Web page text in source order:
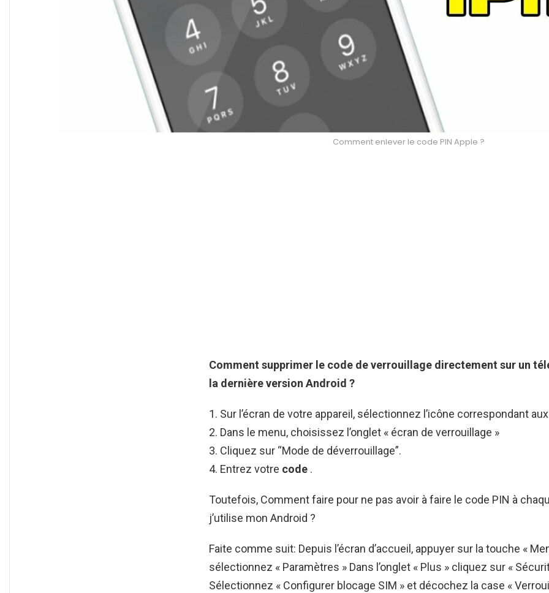
Comment enlever le code PIN Apple ?
Comment supprimer le code de verrouillage directement sur un
la dernière version Android ?
Sur l’écran de votre appareil, sélectionnez l’icône correspondant
Dans le menu, choisissez l’onglet « écran de verrouillage »
Cliquez sur “Mode de déverrouillage”.
Entrez votre code .
Toutefois, Comment faire pour ne pas avoir à faire le code PIN à
j’utilise mon Android ?
Faite comme suit: Depuis l’écran d’accueil, appuyer sur la touche «
sélectionnez « Paramètres » Dans l’onglet « Plus » cliquez sur «
Sélectionnez « Configurer blocage SIM » et décochez la case «